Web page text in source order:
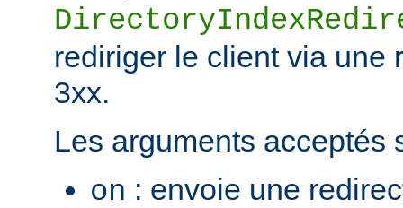
rediriger le client via une
3xx.
Les arguments acceptés
on : envoie une